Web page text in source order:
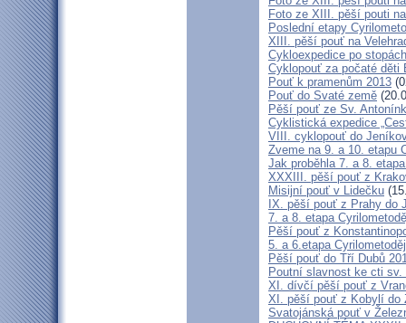
Foto ze XIII. pěší pouti
Poslední etapy
XIII. pěší pouť na
Cykloexpedice po
Cyklopouť za počaté děti
Pouť k pramenům 2013
Pouť do Svaté země
Pěší pouť ze Sv.
Cyklistická expedice
VIII. cyklopouť do
Zveme na 9. a 10. etapu
Jak proběhla 7. a 8.
XXXIII. pěší pouť z
Misijní pouť v Lidečku
IX. pěší pouť z Prahy do
7. a 8. etapa
Pěší pouť z
5. a 6.etapa
Pěší pouť do Tří Dubů
Poutní slavnost ke cti sv.
XI. dívčí pěší pouť z
XI. pěší pouť z Kobylí do
Svatojánská pouť v